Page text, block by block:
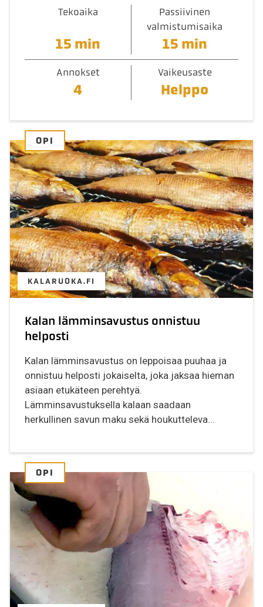
Tekoaika
15 min
Passiivinen
valmistumisaika
15 min
Annokset
4
Vaikeusaste
Helppo
OPI
KALARUOKA.FI
Kalan lämminsavustus onnistuu
helposti
Kalan lämminsavustus on leppoisaa puuhaa ja
onnistuu helposti jokaiselta, joka jaksaa hieman
asiaan etukäteen perehtyä.
Lämminsavustuksella kalaan saadaan
herkullinen savun maku sekä houkutteleva...
OPI